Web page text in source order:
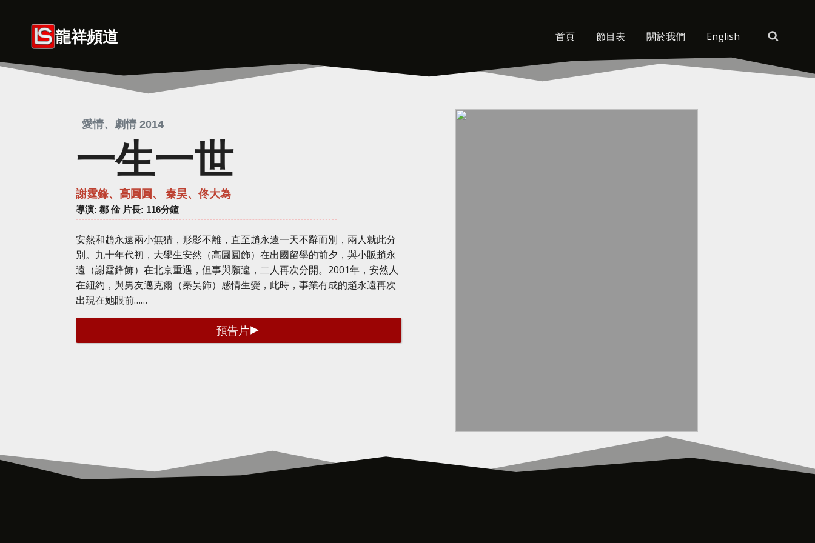
龍祥頻道 首頁 節目表 關於我們 English
愛情、劇情 2014
一生一世
謝霆鋒、高圓圓、 秦昊、佟大為
導演: 鄒 佡 片長: 116分鐘
安然和趙永遠兩小無猜，形影不離，直至趙永遠一天不辭而別，兩人就此分
別。九十年代初，大學生安然（高圓圓飾）在出國留學的前夕，與小販趙永
遠（謝霆鋒飾）在北京重遇，但事與願違，二人再次分開。2001年，安然人
在紐約，與男友邁克爾（秦昊飾）感情生變，此時，事業有成的趙永遠再次
出現在她眼前……
預告片